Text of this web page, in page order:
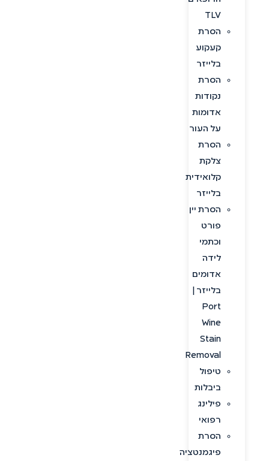
TLV
הסרת
קעקוע
בלייזר
הסרת
נקודות
אדומות
על העור
הסרת
צלקת
קלואידית
בלייזר
הסרת יין
פורט
וכתמי
לידה
אדומים
בלייזר |
Port
Wine
Stain
Removal
טיפול
ביבלות
פילינג
רפואי
הסרת
פיגמנטציה